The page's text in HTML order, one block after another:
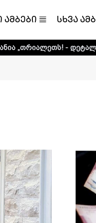
ამბები სხვა
- დეტალური